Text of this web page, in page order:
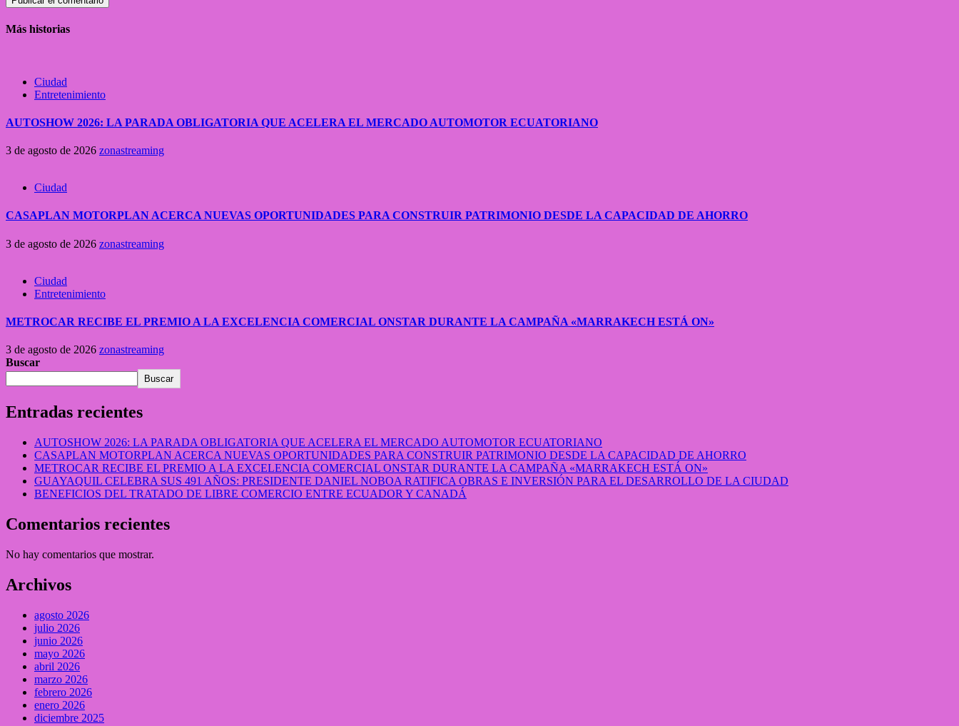
Más historias
Ciudad
Entretenimiento
AUTOSHOW 2026: LA PARADA OBLIGATORIA QUE ACELERA EL MERCADO AUTOMOTOR ECUATORIANO
3 de agosto de 2026 zonastreaming
Ciudad
CASAPLAN MOTORPLAN ACERCA NUEVAS OPORTUNIDADES PARA CONSTRUIR PATRIMONIO DESDE LA CAPACIDAD DE AHORRO
3 de agosto de 2026 zonastreaming
Ciudad
Entretenimiento
METROCAR RECIBE EL PREMIO A LA EXCELENCIA COMERCIAL ONSTAR DURANTE LA CAMPAÑA «MARRAKECH ESTÁ ON»
3 de agosto de 2026 zonastreaming
Buscar
Buscar
Entradas recientes
AUTOSHOW 2026: LA PARADA OBLIGATORIA QUE ACELERA EL MERCADO AUTOMOTOR ECUATORIANO
CASAPLAN MOTORPLAN ACERCA NUEVAS OPORTUNIDADES PARA CONSTRUIR PATRIMONIO DESDE LA CAPACIDAD DE AHORRO
METROCAR RECIBE EL PREMIO A LA EXCELENCIA COMERCIAL ONSTAR DURANTE LA CAMPAÑA «MARRAKECH ESTÁ ON»
GUAYAQUIL CELEBRA SUS 491 AÑOS: PRESIDENTE DANIEL NOBOA RATIFICA OBRAS E INVERSIÓN PARA EL DESARROLLO DE LA CIUDAD
BENEFICIOS DEL TRATADO DE LIBRE COMERCIO ENTRE ECUADOR Y CANADÁ
Comentarios recientes
No hay comentarios que mostrar.
Archivos
agosto 2026
julio 2026
junio 2026
mayo 2026
abril 2026
marzo 2026
febrero 2026
enero 2026
diciembre 2025